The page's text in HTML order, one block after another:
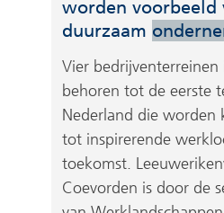
worden voorbeeld
duurzaam
Vier
behoren tot de eerste
Nederland die worden
tot inspirerende
toekomst.
Coevorden is door de